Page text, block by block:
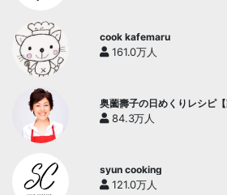
cook kafemaru
161.0万人
奥薗壽子の日めくりレシピ
ネル】
84.3万人
syun cooking
121.0万人